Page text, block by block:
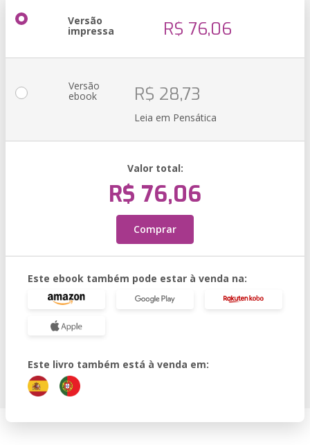
Versão
impressa R$ 76,06
Versão
ebook R$ 28,73
Leia em Pensática
Valor total:
R$ 76,06
Comprar
Este ebook também pode estar à venda na:
Este livro também está à venda em: